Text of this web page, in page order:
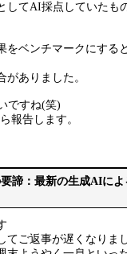
してAI採点していたも
をベンチマークにす
ありました。
ですね(笑)
報告します。
：最新の生成AIによ
てご返事が遅くなりま